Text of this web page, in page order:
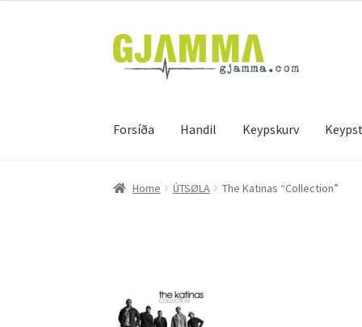
Skip
to
navigation
Skip
to
Forsíða Handil Keypskurv
Heim HandilKeypskurv Kassi Mín brúkari
Home ÚTSØLA The Katinas “Collection”